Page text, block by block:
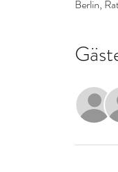
Berlin,